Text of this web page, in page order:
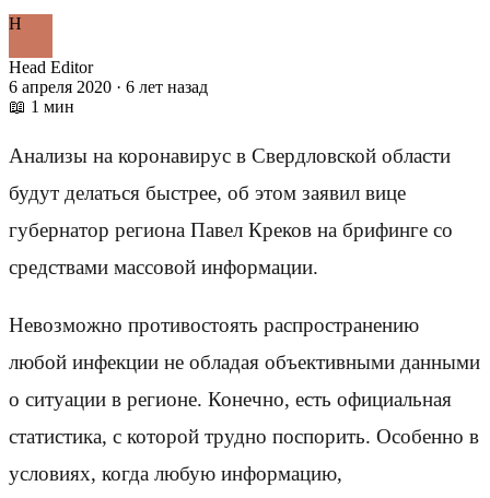
H
Head Editor
6 апреля 2020 · 6 лет назад
📖 1 мин
Анализы на коронавирус в Свердловской области
будут делаться быстрее, об этом заявил вице
губернатор региона Павел Креков на брифинге со
средствами массовой информации.
Невозможно противостоять распространению
любой инфекции не обладая объективными данными
о ситуации в регионе. Конечно, есть официальная
статистика, с которой трудно поспорить. Особенно в
условиях, когда любую информацию,